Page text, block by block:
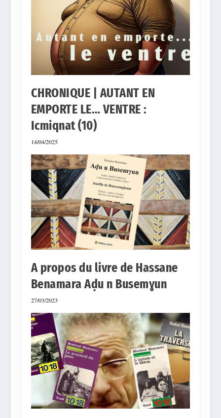
CHRONIQUE | AUTANT EN
EMPORTE LE… VENTRE :
Icmiqnat (10)
14/04/2025
A propos du livre de Hassane
Benamara Aḍu n Busemɣun
27/03/2023